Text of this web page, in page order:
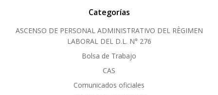
Categorías
ASCENSO DE PERSONAL ADMINISTRATIVO DEL RÈGIMEN
LABORAL DEL D.L. N° 276
Bolsa de Trabajo
CAS
Comunicados oficiales